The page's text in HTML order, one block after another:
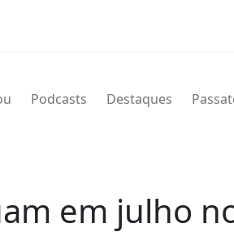
Podcasts Destaques
em julho